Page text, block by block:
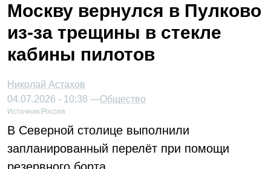
Москву вернулся в Пулково
из-за трещины в стекле
кабины пилотов
Николай Астахов
04.07.2026 - 10:38 —Общество
Источник: Россия
В Северной столице выполнили
запланированный перелёт при помощи